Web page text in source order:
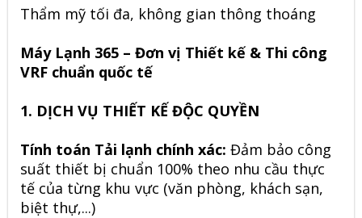
Thẩm mỹ tối đa, không gian thông thoáng
Máy Lạnh 365 – Đơn vị Thiết kế & Thi công
VRF chuẩn quốc tế
1. DỊCH VỤ THIẾT KẾ ĐỘC QUYỀN
Tính toán Tải lạnh chính xác: Đảm bảo công
suất thiết bị chuẩn 100% theo nhu cầu thực
tế của từng khu vực (văn phòng, khách sạn,
biệt thự,...)